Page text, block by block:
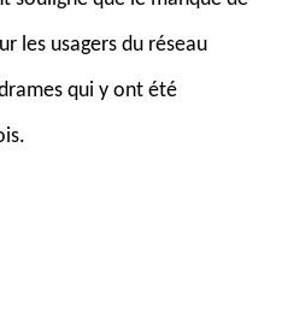
les usagers du réseau
qui y ont été